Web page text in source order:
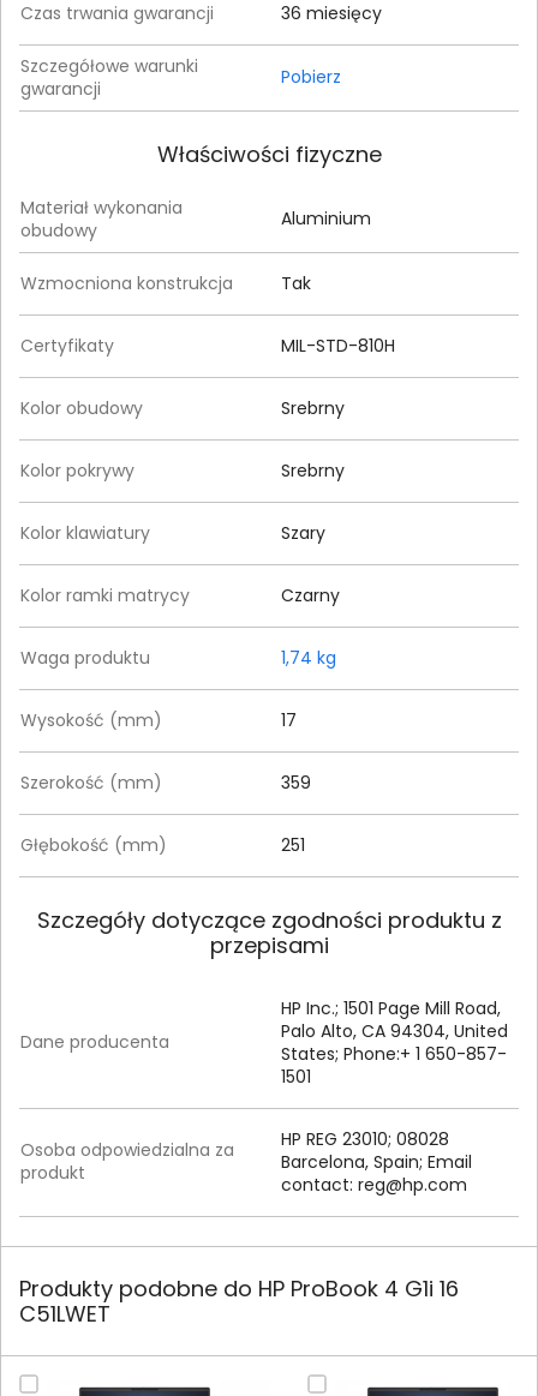
Czas trwania gwarancji 36 miesięcy
Szczegółowe warunki
gwarancji
Pobierz
Właściwości fizyczne
Materiał wykonania
obudowy
Aluminium
Wzmocniona konstrukcja Tak
Certyfikaty MIL-STD-810H
Kolor obudowy Srebrny
Kolor pokrywy Srebrny
Kolor klawiatury Szary
Kolor ramki matrycy Czarny
Waga produktu 1,74 kg
Wysokość (mm) 17
Szerokość (mm) 359
Głębokość (mm) 251
Szczegóły dotyczące zgodności produktu z
przepisami
Dane producenta
HP Inc.; 1501 Page Mill Road,
Palo Alto, CA 94304, United
States; Phone:+ 1 650-857-
1501
Osoba odpowiedzialna za
produkt
HP REG 23010; 08028
Barcelona, Spain; Email
contact: reg@hp.com
Produkty podobne do HP ProBook 4 G1i 16
C51LWET